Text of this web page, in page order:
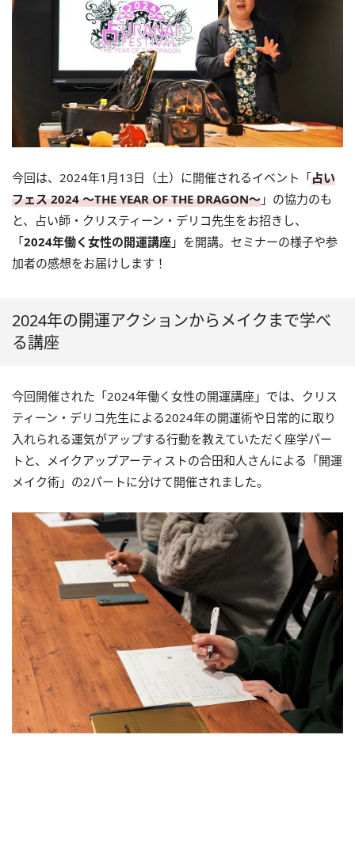
今回は、2024年1月13日（土）に開催されるイベント「占い
フェス 2024 ～THE YEAR OF THE DRAGON〜 」の協力のも
と、占い師・クリスティーン・デリコ先生をお招きし、
「2024年働く女性の開運講座 」を開講。セミナーの様子や参
加者の感想をお届けします！
2024年の開運アクションからメイクまで学べ
る講座
今回開催された「2024年働く女性の開運講座」では、クリス
ティーン・デリコ先生による2024年の開運術や日常的に取り
入れられる運気がアップする行動を教えていただく座学パー
トと、メイクアップアーティストの合田和人さんによる「開運
メイク術」の2パートに分けて開催されました。